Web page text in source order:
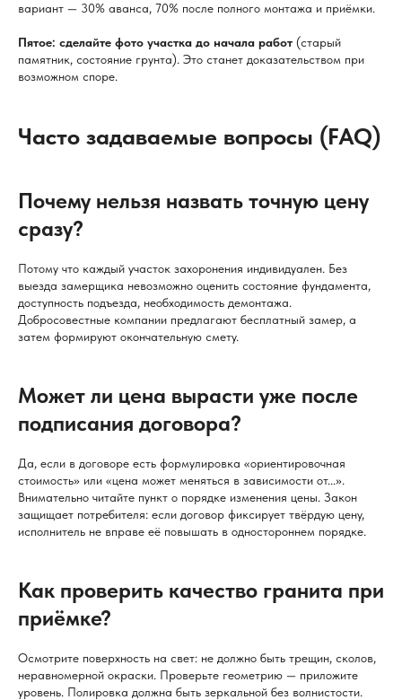
вариант — 30% аванса, 70% после полного монтажа и приёмки.
Пятое: сделайте фото участка до начала работ (старый
памятник, состояние грунта). Это станет доказательством при
возможном споре.
Часто задаваемые вопросы (FAQ)
Почему нельзя назвать точную цену
сразу?
Потому что каждый участок захоронения индивидуален. Без
выезда замерщика невозможно оценить состояние фундамента,
доступность подъезда, необходимость демонтажа.
Добросовестные компании предлагают бесплатный замер, а
затем формируют окончательную смету.
Может ли цена вырасти уже после
подписания договора?
Да, если в договоре есть формулировка «ориентировочная
стоимость» или «цена может меняться в зависимости от...».
Внимательно читайте пункт о порядке изменения цены. Закон
защищает потребителя: если договор фиксирует твёрдую цену,
исполнитель не вправе её повышать в одностороннем порядке.
Как проверить качество гранита при
приёмке?
Осмотрите поверхность на свет: не должно быть трещин, сколов,
неравномерной окраски. Проверьте геометрию — приложите
уровень. Полировка должна быть зеркальной без волнистости.